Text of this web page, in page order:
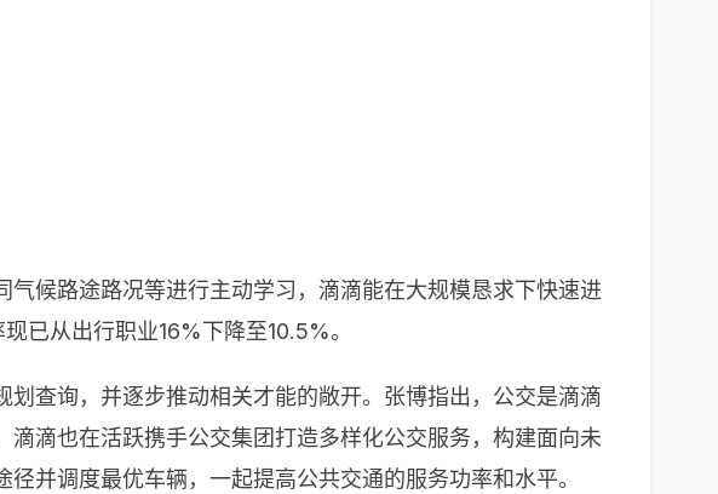
候路途路况等进行主动学习，滴滴能在大规模恳求下快速进
已从出行职业16%下降至10.5%。
查询，并逐步推动相关才能的敞开。张博指出，公交是滴滴
滴也在活跃携手公交集团打造多样化公交服务，构建面向未
并调度最优车辆，一起提高公共交通的服务功率和水平。